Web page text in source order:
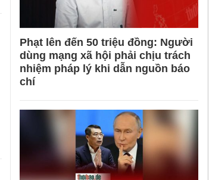
Phạt lên đến 50 triệu đồng: Người
dùng mạng xã hội phải chịu trách
nhiệm pháp lý khi dẫn nguồn báo
chí